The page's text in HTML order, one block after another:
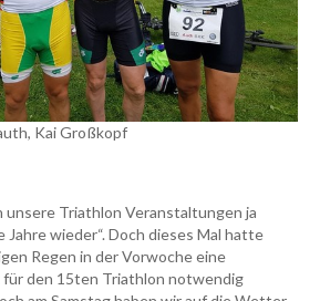
Kai Großkopf
unsere Triathlon Veranstaltungen ja
wieder“. Doch dieses Mal hatte
Regen in der Vorwoche eine
den 15ten Triathlon notwendig